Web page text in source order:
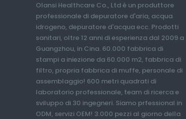
Olansi Healthcare Co., Ltd è un produttore
professionale di depuratore d'aria, acqua
idrogeno, depuratore d'acqua ecc. Prodotti
sanitari, oltre 12 anni di esperienza dal 2009 a
Guangzhou, in Cina. 60.000 fabbrica di
stampi a iniezione da 60.000 m2, fabbrica di
filtro, propria fabbrica di muffe, personale di
assemblaggio! 600 metri quadrati di
laboratorio professionale, team di ricerca e
sviluppo di 30 ingegneri. Siamo prfessional in
ODM, servizi OEM! 3.000 pezzi al giorno della